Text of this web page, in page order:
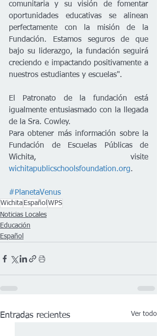
comunitaria y su visión de fomentar
oportunidades educativas se alinean
perfectamente con la misión de la
Fundación. Estamos seguros de que
bajo su liderazgo, la fundación seguirá
creciendo e impactando positivamente a
nuestros estudiantes y escuelas".
El Patronato de la fundación está
igualmente entusiasmado con la llegada
de la Sra. Cowley.
Para obtener más información sobre la
Fundación de Escuelas Públicas de
wichitapublicschoolsfoundation.org.
#PlanetaVenus
Wichita Español WPS
Noticias Locales
Educación
Español
Entradas recientes Ver todo